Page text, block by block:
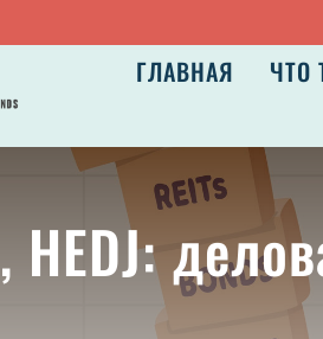
ГЛАВНАЯ ЧТО
HEDJ: